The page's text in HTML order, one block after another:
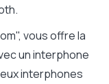
vous offre la
un interphone
interphones